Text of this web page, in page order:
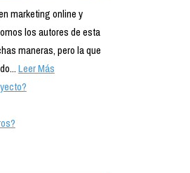
marketing online y
los autores de esta
maneras, pero la que
Leer Más